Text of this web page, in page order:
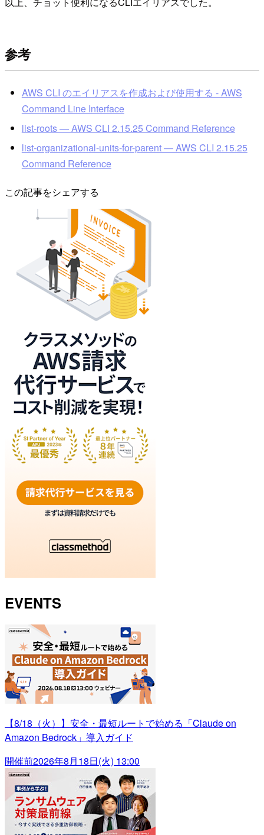
参考
AWS CLI のエイリアスを作成および使用する - AWS
Command Line Interface
list-roots — AWS CLI 2.15.25 Command Reference
list-organizational-units-for-parent — AWS CLI 2.15.25
Command Reference
この記事をシェアする
EVENTS
【8/18（火）】安全・最短ルートで始める「Claude on
Amazon Bedrock」導入ガイド
開催前2026年8月18日(火) 13:00